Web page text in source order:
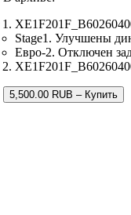
Stage1. Улучшены
Евро-2. Отключен
5,500.00 RUB – Купить